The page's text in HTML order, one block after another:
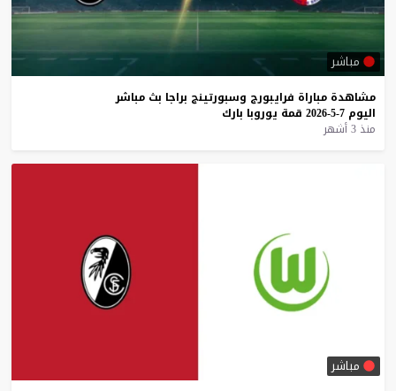
مباشر
مشاهدة مباراة فرايبورج وسبورتينج براجا بث مباشر
اليوم 7-5-2026 قمة يوروبا بارك
منذ 3 أشهر
مباشر